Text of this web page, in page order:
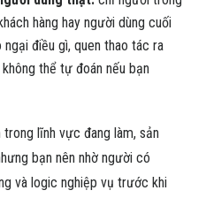
hàng hay người dùng cuối
điều gì, quen thao tác ra
thể tự đoán nếu bạn
lĩnh vực đang làm, sản
bạn nên nhờ người có
và logic nghiệp vụ trước khi